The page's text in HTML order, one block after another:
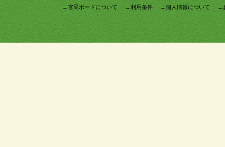
→官民ボードについて →利用条件 →個人情報について →